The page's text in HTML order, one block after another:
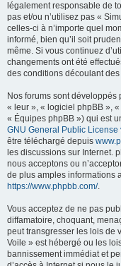
légalement responsable de
pas et/ou n’utilisez pas «
celles-ci à n’importe quel
informé, bien qu’il soit
même. Si vous continuez
changements ont été
des conditions découlant
Nos forums sont
« leur », « logiciel phpBB »,
« Équipes phpBB ») qui est
GNU General Public License
être téléchargé depuis
les discussions sur Internet.
nous acceptons ou
de plus amples informations
https://www.phpbb.com/.
Vous acceptez de ne pas
diffamatoire, choquant,
peut transgresser les lois de
Voile » est hébergé ou les
bannissement immédiat et